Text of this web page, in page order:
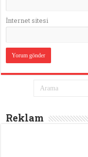
İnternet sitesi
Reklam